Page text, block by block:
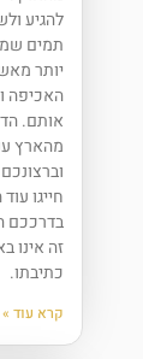
להגיע
תמים
יותר
האכיפה
אותם.
מהארץ
חייגו
בדרככם
זה אינו
כתיבתו.
קרא עוד »